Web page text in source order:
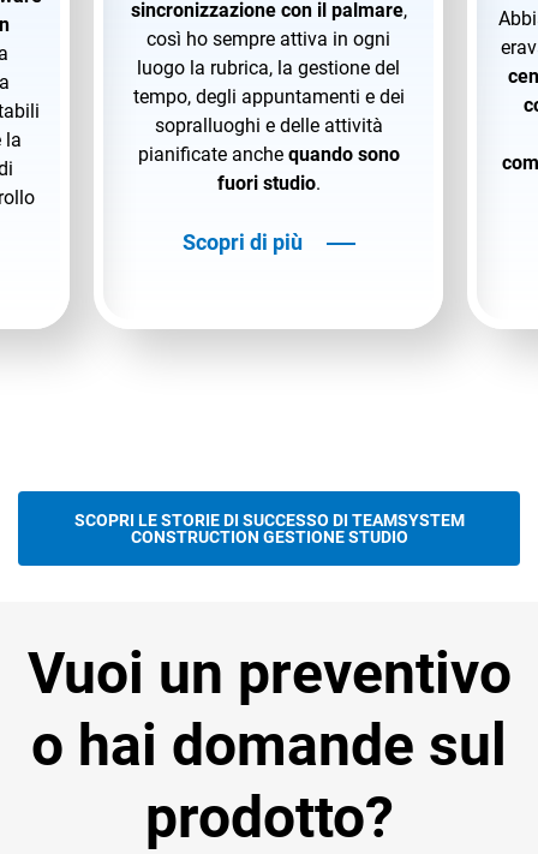
la
sincronizzazione con il palmare,
così ho sempre attiva in ogni
luogo la rubrica, la gestione del
tempo, degli appuntamenti e dei
sopralluoghi e delle attività
pianificate anche quando sono
fuori studio.
Scopri di più
SCOPRI LE STORIE DI SUCCESSO DI TEAMSYSTEM
CONSTRUCTION GESTIONE STUDIO
Vuoi un preventivo
o hai domande sul
prodotto?